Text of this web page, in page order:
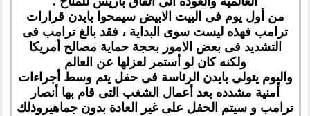
من أول يوم فى البيت الابيض سيمحوا بايدن قرارات
ترامب فهذه ليست سوى البداية ، فقد بالغ ترامب فى
التشديد فى بعض الامور بحجة حماية مصالح أمريكا
ولكنه كان لو أستمر لعزلها عن العالم
واليوم يتولى بايدن الرئاسة فى حفل يتم وسط أجراءات
أمنية مشدده بعد أعمال الشغب التى قام بها أنصار
ترامب و سيتم الحفل على غير العادة بدون جماهيروذلك